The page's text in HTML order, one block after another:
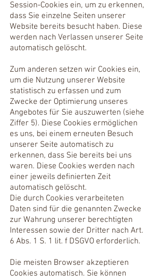
Session-Cookies ein, um zu erkennen,
dass Sie einzelne Seiten unserer
Website bereits besucht haben. Diese
werden nach Verlassen unserer Seite
automatisch gelöscht.
Zum anderen setzen wir Cookies ein,
um die Nutzung unserer Website
statistisch zu erfassen und zum
Zwecke der Optimierung unseres
Angebotes für Sie auszuwerten (siehe
Ziffer 5). Diese Cookies ermöglichen
es uns, bei einem erneuten Besuch
unserer Seite automatisch zu
erkennen, dass Sie bereits bei uns
waren. Diese Cookies werden nach
einer jeweils definierten Zeit
automatisch gelöscht.
Die durch Cookies verarbeiteten
Daten sind für die genannten Zwecke
zur Wahrung unserer berechtigten
Interessen sowie der Dritter nach Art.
6 Abs. 1 S. 1 lit. f DSGVO erforderlich.
Die meisten Browser akzeptieren
Cookies automatisch. Sie können